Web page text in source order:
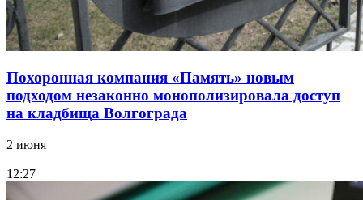
Похоронная компания «Память» новым
подходом незаконно монополизировала доступ
на кладбища Волгограда
2 июня
12:27